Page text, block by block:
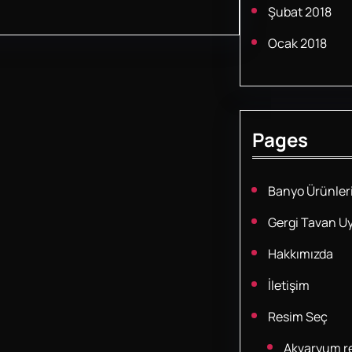
Şubat 2018
Ocak 2018
Pages
Banyo Ürünleri
Gergi Tavan
Hakkımızda
İletişim
Resim Seç
Akvaryum